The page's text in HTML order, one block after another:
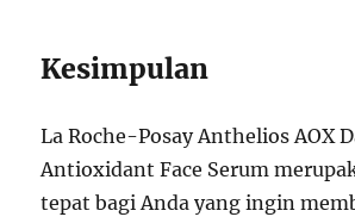
Kesimpulan
La Roche-Posay Anthelios AOX
Antioxidant Face Serum
tepat bagi Anda yang ingin